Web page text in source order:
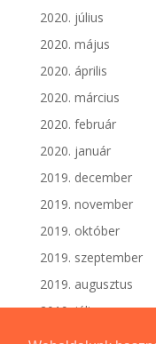
2020. július
2020. május
2020. április
2020. március
2020. február
2020. január
2019. december
2019. november
2019. október
2019. szeptember
2019. augusztus
2019. július
2019. június